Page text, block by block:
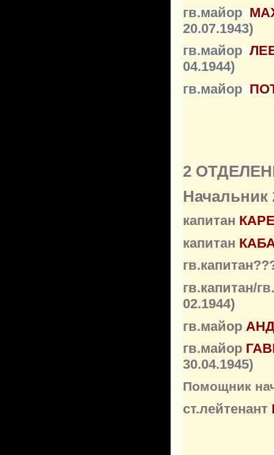
гв.майор
20.07.1943)
гв.майор
04.1944)
гв.майор
2
Начальник
капитан
капитан
гв.капитан/
02.1944)
гв.майор
гв.майор
30.04.1945)
Помощник
ст.лейтенант